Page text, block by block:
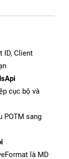
ID, Client
cục bộ và
POTM sang
là MD